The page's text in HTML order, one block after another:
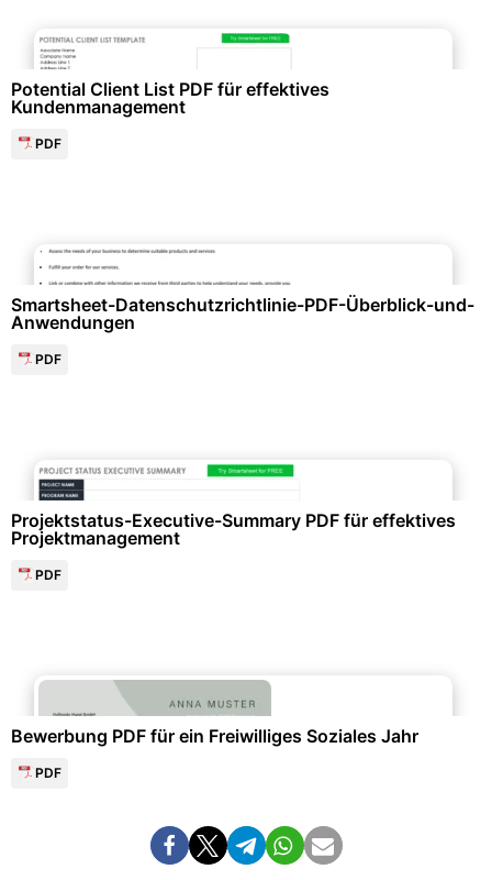
Potential Client List PDF für effektives
Kundenmanagement
PDF
Smartsheet-Datenschutzrichtlinie-PDF-Überblick-und-
Anwendungen
PDF
Projektstatus-Executive-Summary PDF für effektives
Projektmanagement
PDF
Bewerbung PDF für ein Freiwilliges Soziales Jahr
PDF